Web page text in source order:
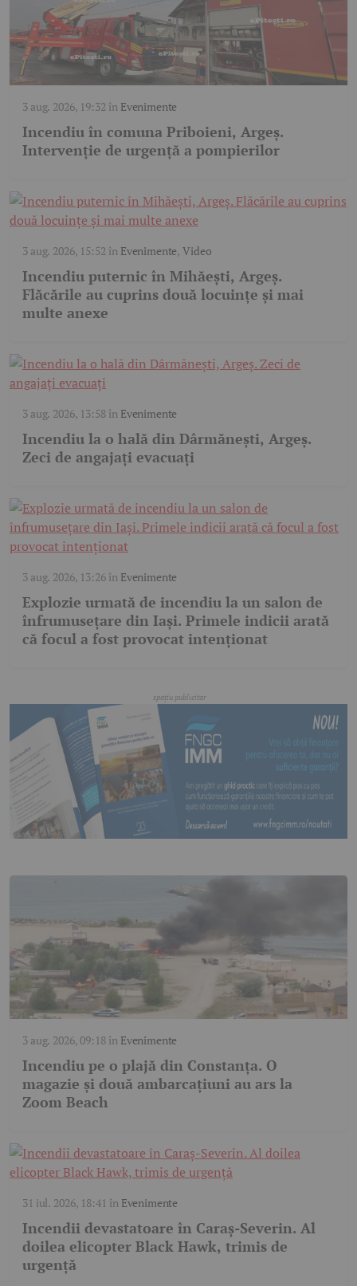
3 aug. 2026, 19:32 în Evenimente
Incendiu în comuna Priboieni, Argeș.
Intervenție de urgență a pompierilor
3 aug. 2026, 15:52 în Evenimente,Video
Incendiu puternic în Mihăești, Argeș.
Flăcările au cuprins două locuințe și mai
multe anexe
3 aug. 2026, 13:58în Evenimente
Incendiu la o hală din Dârmănești, Argeș.
Zeci de angajați evacuați
3 aug. 2026, 13:26în Evenimente
Explozie urmată de incendiu la un salon de
înfrumusețare din Iași. Primele indicii arată
că focul a fost provocat intenționat
3 aug. 2026, 09:18în Evenimente
Incendiu pe o plajă din Constanța. O
magazie și două ambarcațiuni au ars la
Zoom Beach
31 iul. 2026, 18:41 în Evenimente
Incendii devastatoare în Caraș-Severin. Al
doilea elicopter Black Hawk, trimis de
urgență